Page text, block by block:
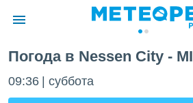
о
Погода в Nessen City - MI
09:36 суббота